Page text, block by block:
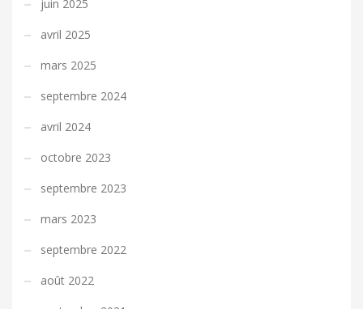
juin 2025
avril 2025
mars 2025
septembre 2024
avril 2024
octobre 2023
septembre 2023
mars 2023
septembre 2022
août 2022